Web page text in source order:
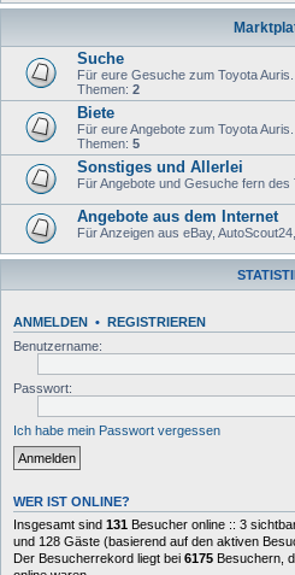
Suche
Für eure Gesuche zum Toyota Auris.
Themen: 2
Biete
Für eure Angebote zum Toyota Auris.
Themen: 5
Sonstiges und Allerlei
Für Angebote und Gesuche fern des
Angebote aus dem Internet
Für Anzeigen aus eBay,
ANMELDEN • REGISTRIEREN
Benutzername:
Passwort:
Ich habe mein Passwort vergessen
WER IST ONLINE?
Insgesamt sind 131 Besucher online :: 3
und 128 Gäste (basierend auf den aktiven
Der Besucherrekord liegt bei 6175 Besuchern,